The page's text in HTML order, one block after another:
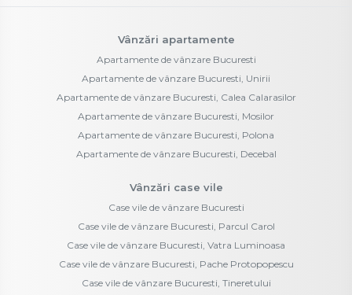
Vânzări apartamente
Apartamente de vânzare Bucuresti
Apartamente de vânzare Bucuresti, Unirii
Apartamente de vânzare Bucuresti, Calea Calarasilor
Apartamente de vânzare Bucuresti, Mosilor
Apartamente de vânzare Bucuresti, Polona
Apartamente de vânzare Bucuresti, Decebal
Vânzări case vile
Case vile de vânzare Bucuresti
Case vile de vânzare Bucuresti, Parcul Carol
Case vile de vânzare Bucuresti, Vatra Luminoasa
Case vile de vânzare Bucuresti, Pache Protopopescu
Case vile de vânzare Bucuresti, Tineretului